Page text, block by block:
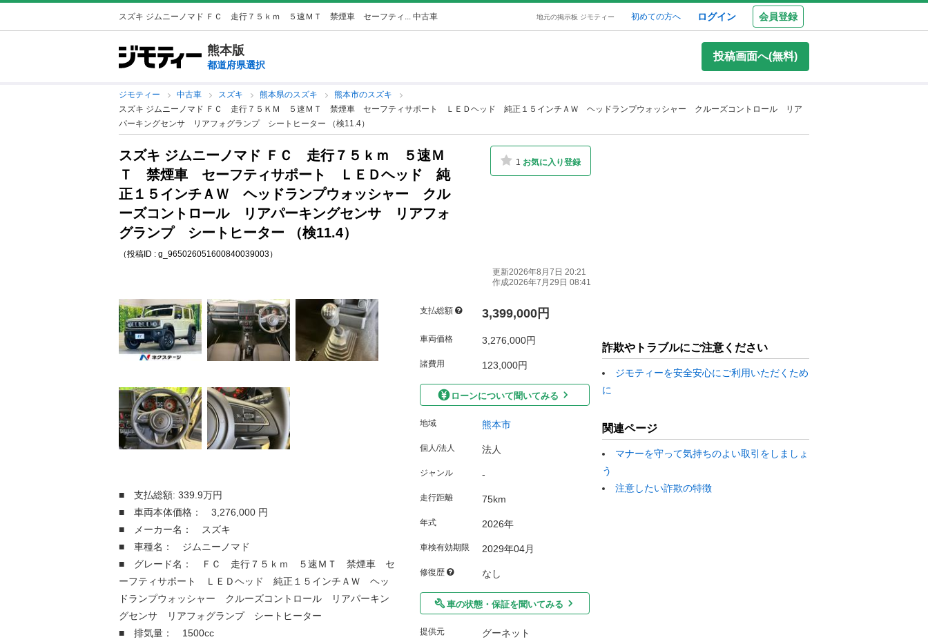
スズキ ジムニーノマド ＦＣ 走行７５ｋｍ ５速ＭＴ 禁煙車 セーフティ... 中古車 地元の掲示板 ジモティー 初めての方へ ログイン 会員登録
熊本版
都道府県選択
投稿画面へ(無料)
ジモティー 中古車 スズキ 熊本県のスズキ
熊本市のスズキ
スズキ ジムニーノマド ＦＣ 走行７５ＫＭ ５速ＭＴ 禁煙車 セーフティサポート ＬＥＤヘッド 純正１５インチＡＷ ヘッドランプウォッシャー クルーズコントロール リア
パーキングセンサ リアフォグランプ シートヒーター （検11.4）
スズキ ジムニーノマド ＦＣ 走行７５ｋｍ ５速Ｍ
Ｔ 禁煙車 セーフティサポート ＬＥＤヘッド 純
正１５インチＡＷ ヘッドランプウォッシャー クル
ーズコントロール リアパーキングセンサ リアフォ
グランプ シートヒーター （検11.4）
（投稿ID : g_965026051600840039003）
1 お気に入り登録
更新2026年8月7日 20:21
作成2026年7月29日 08:41
■ 支払総額: 339.9万円
■ 車両本体価格： 3,276,000 円
■ メーカー名： スズキ
■ 車種名： ジムニーノマド
■ グレード名： ＦＣ 走行７５ｋｍ ５速ＭＴ 禁煙車 セ
ーフティサポート ＬＥＤヘッド 純正１５インチＡＷ ヘッ
ドランプウォッシャー クルーズコントロール リアパーキン
グセンサ リアフォグランプ シートヒーター
■ 排気量： 1500cc
支払総額 3,399,000円
車両価格 3,276,000円
諸費用 123,000円
ローンについて聞いてみる
地域 熊本市
個人/法人 法人
ジャンル -
走行距離 75km
年式 2026年
車検有効期限 2029年04月
修復歴 なし
車の状態・保証を聞いてみる
提供元 グーネット
詐欺やトラブルにご注意ください
ジモティーを安全安心にご利用いただくため
に
関連ページ
マナーを守って気持ちのよい取引をしましょ
う
注意したい詐欺の特徴